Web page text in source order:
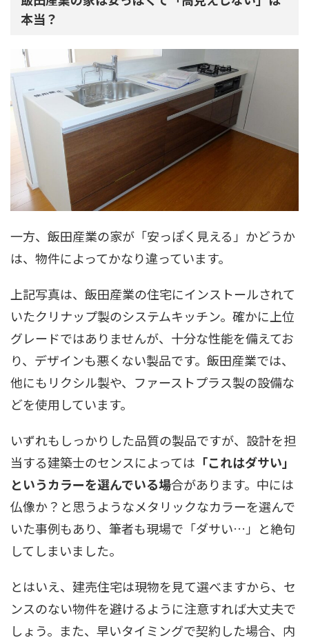
本当？
一方、飯田産業の家が「安っぽく見える」かどうか
は、物件によってかなり違っています。
上記写真は、飯田産業の住宅にインストールされて
いたクリナップ製のシステムキッチン。確かに上位
グレードではありませんが、十分な性能を備えてお
り、デザインも悪くない製品です。飯田産業では、
他にもリクシル製や、ファーストプラス製の設備な
どを使用しています。
いずれもしっかりした品質の製品ですが、設計を担
当する建築士のセンスによっては 「これはダサい」
というカラーを選んでいる場合があります。中には
仏像か？と思うようなメタリックなカラーを選んで
いた事例もあり、筆者も現場で「ダサい…」と絶句
してしまいました。
とはいえ、建売住宅は現物を見て選べますから、セ
ンスのない物件を避けるように注意すれば大丈夫で
しょう。また、早いタイミングで契約した場合、内